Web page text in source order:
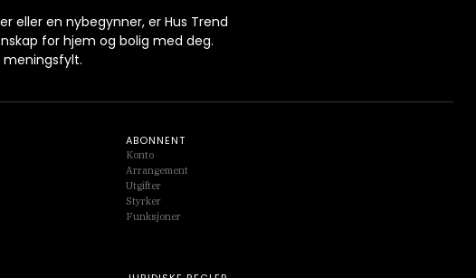
eller en nybegynner, er Hus Trend
for hjem og bolig med deg.
meningsfylt.
ABONNENT
Konto
Arrangement
Utgifter
Styrker
Funksjoner